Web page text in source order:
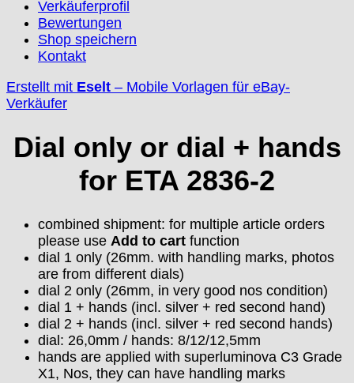
EUW
F "Felsa"
Favor
FEF
FHF
GUB "Glashütter Uhrenbetrieb"
HB "Hermann Becker"
Heuer
HF Bauer
HPP „Henzi & Pfaff"
Index
Intese
ISA
Jean Brun
Junghans
Kasper
Verkäuferprofil
Bewertungen
Shop speichern
Kontakt
Erstellt mit Eselt – Mobile Vorlagen für eBay-
Verkäufer
Dial only or dial + hands
for ETA 2836-2
combined shipment: for multiple article orders
please use Add to cart function
dial 1 only (26mm. with handling marks, photos
are from different dials)
dial 2 only (26mm, in very good nos condition)
dial 1 + hands (incl. silver + red second hand)
dial 2 + hands (incl. silver + red second hands)
dial: 26,0mm / hands: 8/12/12,5mm
hands are applied with superluminova C3 Grade
X1, Nos, they can have handling marks